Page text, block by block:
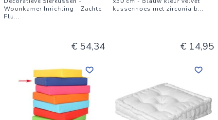
Woonkamer Inrichting - Zachte
Flu...
€ 54,34
kussenhoes met zirconia b...
€ 14,95